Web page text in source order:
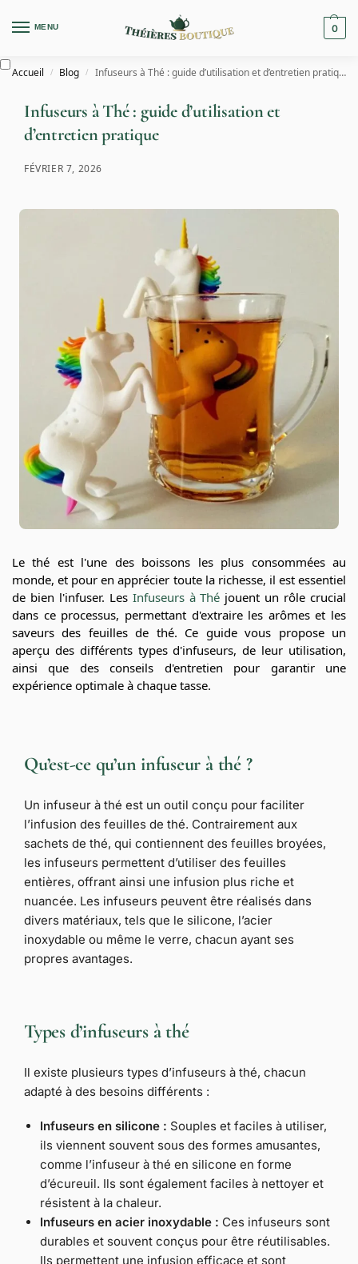
MENU 0
Accueil / Blog / Infuseurs à Thé : guide d’utilisation et d’entretien pratique
Infuseurs à Thé : guide d’utilisation et
d’entretien pratique
FÉVRIER 7, 2026
Le thé est l'une des boissons les plus consommées au
monde, et pour en apprécier toute la richesse, il est essentiel
de bien l'infuser. Les Infuseurs à Thé jouent un rôle crucial
dans ce processus, permettant d'extraire les arômes et les
saveurs des feuilles de thé. Ce guide vous propose un
aperçu des différents types d'infuseurs, de leur utilisation,
ainsi que des conseils d'entretien pour garantir une
expérience optimale à chaque tasse.
Qu’est-ce qu’un infuseur à thé ?
Un infuseur à thé est un outil conçu pour faciliter
l’infusion des feuilles de thé. Contrairement aux
sachets de thé, qui contiennent des feuilles broyées,
les infuseurs permettent d’utiliser des feuilles
entières, offrant ainsi une infusion plus riche et
nuancée. Les infuseurs peuvent être réalisés dans
divers matériaux, tels que le silicone, l’acier
inoxydable ou même le verre, chacun ayant ses
propres avantages.
Types d’infuseurs à thé
Il existe plusieurs types d’infuseurs à thé, chacun
adapté à des besoins différents :
Infuseurs en silicone : Souples et faciles à utiliser,
ils viennent souvent sous des formes amusantes,
comme l’infuseur à thé en silicone en forme
d’écureuil. Ils sont également faciles à nettoyer et
résistent à la chaleur.
Infuseurs en acier inoxydable : Ces infuseurs sont
durables et souvent conçus pour être réutilisables.
Ils permettent une infusion efficace et sont